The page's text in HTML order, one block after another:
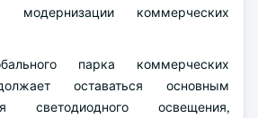
модернизации коммерческих
парка коммерческих
оставаться основным
светодиодного освещения,